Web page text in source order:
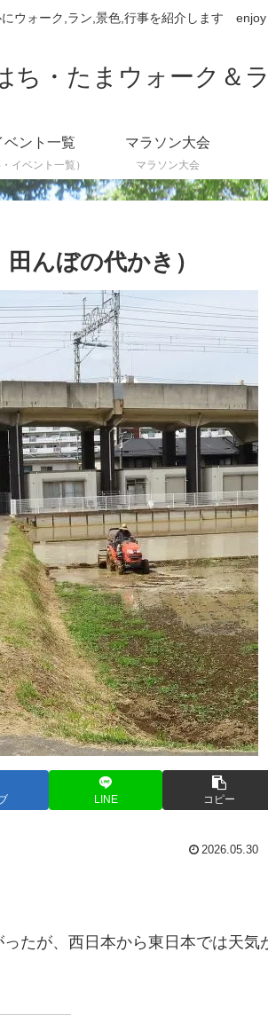
にウォーク,ラン,景色,行事を紹介します
ち・たまウォーク＆
ベント一覧
イベント一覧）
マラソン大会
マラソン大会
んぼの代かき）
LINE コピー
2026.05.30
たが、西日本から東日本では天気